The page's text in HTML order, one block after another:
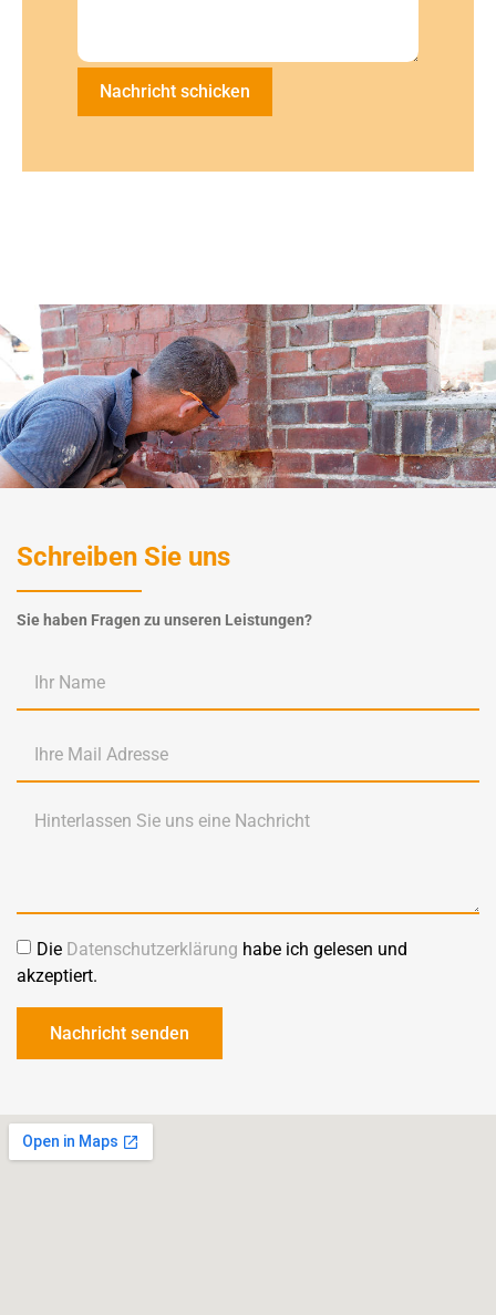
Nachricht schicken
Schreiben Sie uns
Sie haben Fragen zu unseren Leistungen?
Die Datenschutzerklärung habe ich gelesen und
akzeptiert.
Nachricht senden